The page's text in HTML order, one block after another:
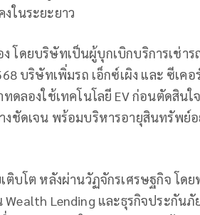
ในระยะยาว
ง โดยบริษัทเป็นผู้บุกเบิกบริการเช่า
บริษัทเพิ่มรถ เอ็กซ์เผิง และ ซีเค
ดลองใช้เทคโนโลยี EV ก่อนตัดสินใ
งชัดเจน พร้อมบริหารอายุสินทรัพย์
ติบโต หลังผ่านวัฏจักรเศรษฐกิจ โด
Lending และธุรกิจประกันภั